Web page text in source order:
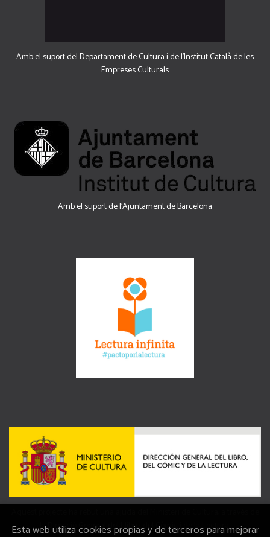
Amb el suport del Departament de Cultura i de l'Institut Català de les
Empreses Culturals
Amb el suport de l’Ajuntament de Barcelona
la Direcció General del Llibre, del Còmic i de la Lectura.
Esta web utiliza cookies propias y de terceros para mejorar